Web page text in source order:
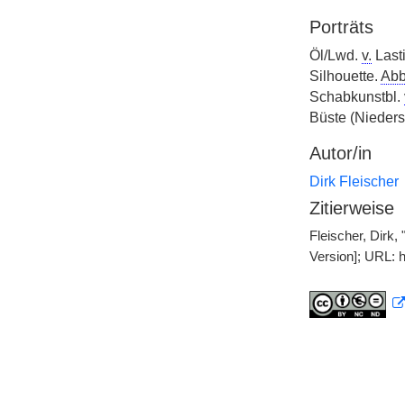
Porträts
Öl/Lwd. v.
Silhouette.
Schabkunstbl.
Büste
Autor/in
Dirk Fleischer
Zitierweise
Fleischer, Dirk,
Version]; URL: